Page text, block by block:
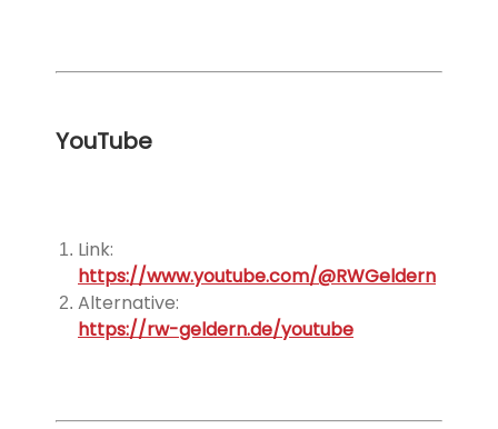
YouTube
Link:
https://www.youtube.com/@RWGeldern
Alternative:
https://rw-geldern.de/youtube